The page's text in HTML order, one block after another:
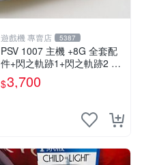
遊戲機 專賣店 5387
PSV 1007 主機 +8G 全套配
件+閃之軌跡1+閃之軌跡2 保
修一年 品質有保障
$3,700